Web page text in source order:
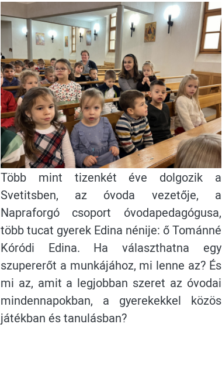
Több mint tizenkét éve dolgozik a
Svetitsben, az óvoda vezetője, a
Napraforgó csoport óvodapedagógusa,
több tucat gyerek Edina nénije: ő Tománné
Kóródi Edina. Ha választhatna egy
szupererőt a munkájához, mi lenne az? És
mi az, amit a legjobban szeret az óvodai
mindennapokban, a gyerekekkel közös
játékban és tanulásban?